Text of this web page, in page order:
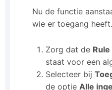
Nu de functie
wie er toegang heeft.
Zorg dat de
staat voor een
Selecteer bij
de optie Alle